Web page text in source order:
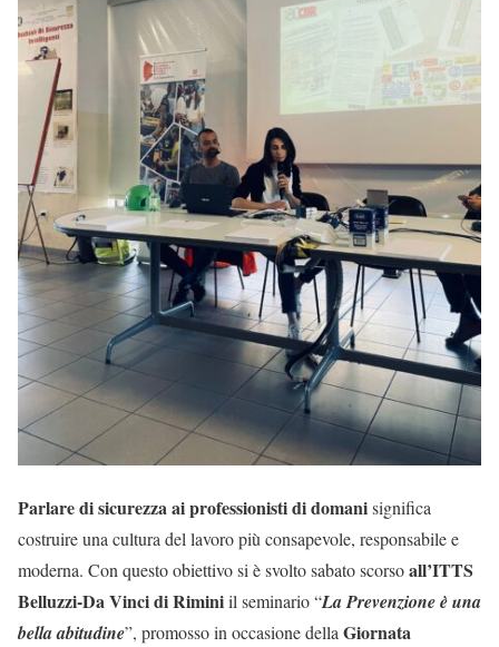
Parlare di sicurezza ai professionisti di domanisignifica
costruire una cultura del lavoro più consapevole, responsabile e
moderna. Con questo obiettivo si è svolto sabato scorsoall’ITTS
Belluzzi-Da Vinci di Riminiil seminario “La Prevenzione è una
bella abitudine”, promosso in occasione dellaGiornata